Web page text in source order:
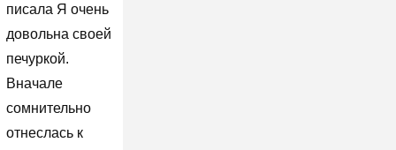
писала Я очень
довольна своей
печуркой.
Вначале
сомнительно
отнеслась к